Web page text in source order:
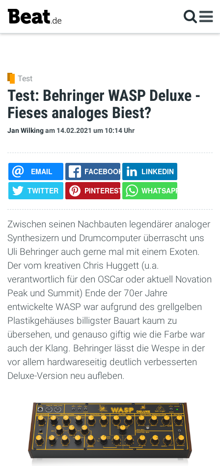
Test
Test: Behringer WASP Deluxe -
Fieses analoges Biest?
Jan Wilkingam 14.02.2021 um 10:14 Uhr
EMAIL FACEBOOK
LINKEDIN
TWITTER
PINTEREST WHATSAPP
Zwischen seinen Nachbauten legendärer analoger
Synthesizern und Drumcomputer überrascht uns
Uli Behringer auch gerne mal mit einem Exoten.
Der vom kreativen Chris Huggett (u.a.
verantwortlich für den OSCar oder aktuell Novation
Peak und Summit) Ende der 70er Jahre
entwickelte WASP war aufgrund des grellgelben
Plastikgehäuses billigster Bauart kaum zu
übersehen, und genauso giftig wie die Farbe war
auch der Klang. Behringer lässt die Wespe in der
vor allem hardwareseitig deutlich verbesserten
Deluxe-Version neu aufleben.